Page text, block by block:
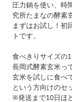
圧力鍋を使い、時
究所たまなの酵素
まずはお試し！初
トです。
食べきりサイズの
長岡式酵素玄米っ
玄米を試しに食べ
という方向けのセ
※発送まで10日ほ